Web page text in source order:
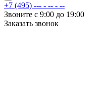
+7 (495) --- - -- - --
Звоните с 9:00 до 19:00
Заказать звонок